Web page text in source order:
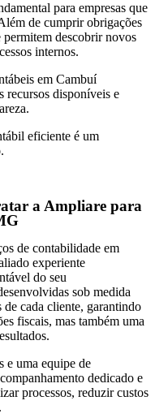
para empresas que
de cumprir obrigações
descobrir novos
internos.
em Cambuí
recursos disponíveis e
eficiente é um
a Ampliare para
de contabilidade em
experiente
do seu
sob medida
de cada cliente, garantindo
fiscais, mas também uma
e uma equipe de
dedicado e
processos, reduzir custos